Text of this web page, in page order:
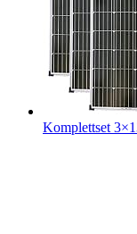
Komplettset